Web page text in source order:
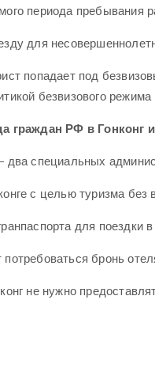
периода пребывания
для
попадает под
безвизового
граждан РФ в Гонконг
два специальных
с целью туризма
для поездки
бронь
не нужно